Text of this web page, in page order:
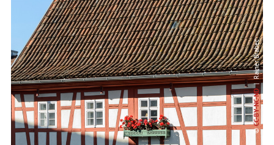
©
CC-BY-NC-ND
| Rainer Brabec